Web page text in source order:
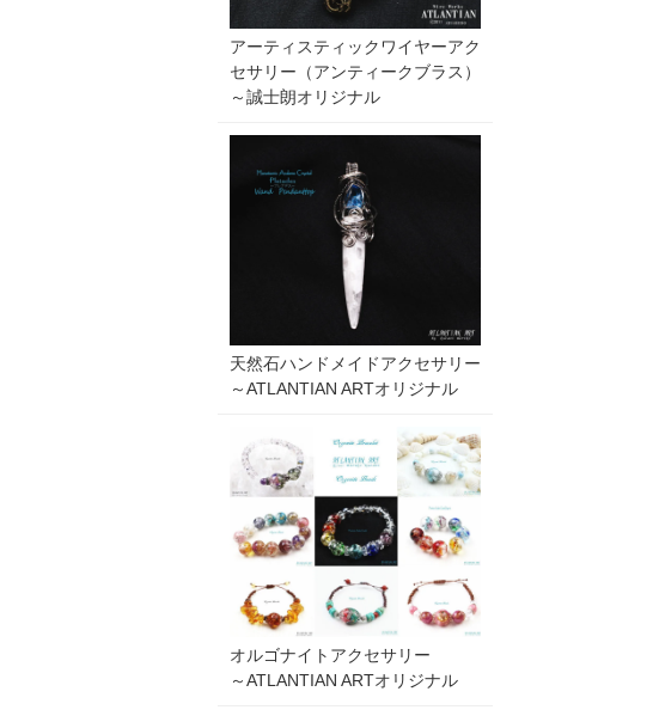
アーティスティックワイヤーアク
セサリー（アンティークブラス）
～誠士朗オリジナル
天然石ハンドメイドアクセサリー
～ATLANTIAN ARTオリジナル
オルゴナイトアクセサリー
～ATLANTIAN ARTオリジナル